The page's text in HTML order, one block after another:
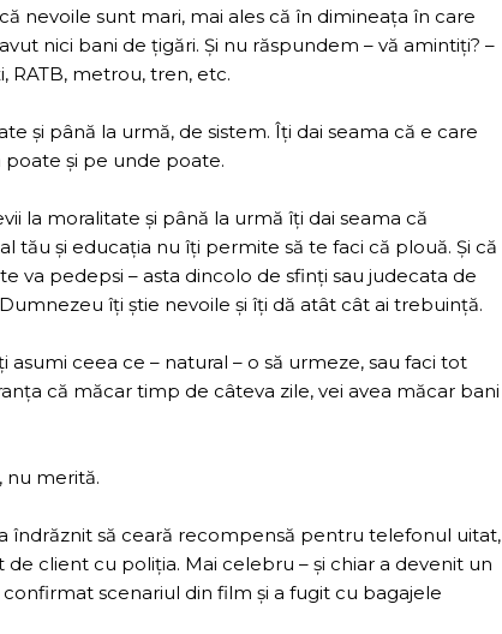
nevoile sunt mari, mai ales că în dimineața în care
nici bani de țigări. Și nu răspundem – vă amintiți? –
metrou, tren, etc.
și până la urmă, de sistem. Îți dai seama că e care
poate și pe unde poate.
la moralitate și până la urmă îți dai seama că
tău și educația nu îți permite să te faci că plouă. Și că
va pedepsi – asta dincolo de sfinți sau judecata de
îți știe nevoile și îți dă atât cât ai trebuință.
asumi ceea ce – natural – o să urmeze, sau faci tot
că măcar timp de câteva zile, vei avea măcar bani
nu merită.
îndrăznit să ceară recompensă pentru telefonul uitat,
client cu poliția. Mai celebru – și chiar a devenit un
scenariul din film și a fugit cu bagajele